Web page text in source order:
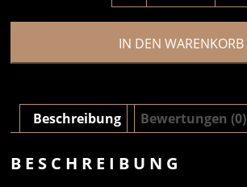
IN DEN WARENKORB
Beschreibung Bewertungen (0)
BESCHREIBUNG